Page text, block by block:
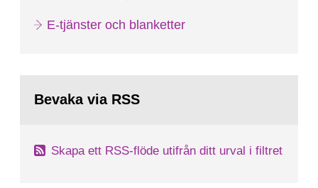
E-tjänster och blanketter
Bevaka via RSS
Skapa ett RSS-flöde utifrån ditt urval i filtret